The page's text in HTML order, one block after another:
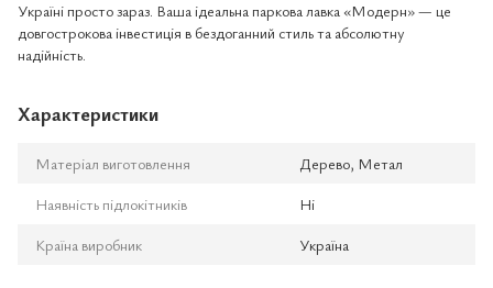
Україні просто зараз. Ваша ідеальна паркова лавка «Модерн» — це
довгострокова інвестиція в бездоганний стиль та абсолютну
надійність.
Характеристики
Матеріал виготовлення
Дерево, Метал
Наявність підлокітників
Ні
Країна виробник
Україна